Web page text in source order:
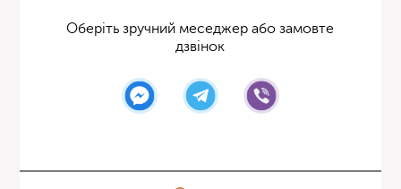
Оберіть зручний меседжер або замовте
дзвінок